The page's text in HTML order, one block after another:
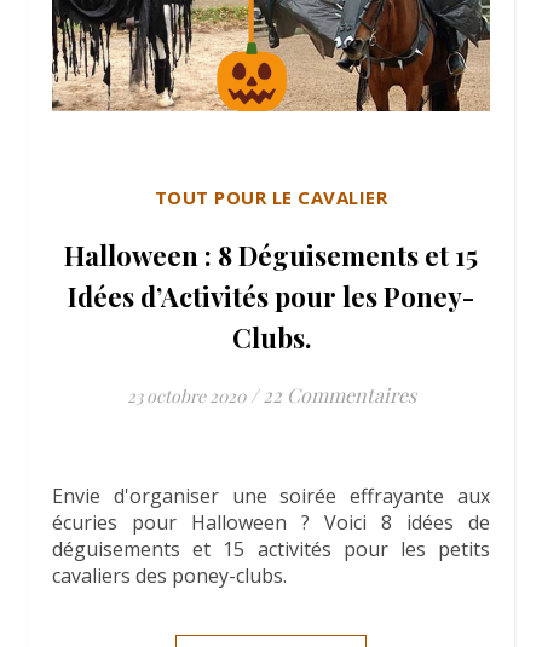
TOUT POUR LE CAVALIER
Halloween : 8 Déguisements et 15
Idées d’Activités pour les Poney-
Clubs.
23 octobre 2020 / 22 Commentaires
Envie d'organiser une soirée effrayante aux
écuries pour Halloween ? Voici 8 idées de
déguisements et 15 activités pour les petits
cavaliers des poney-clubs.